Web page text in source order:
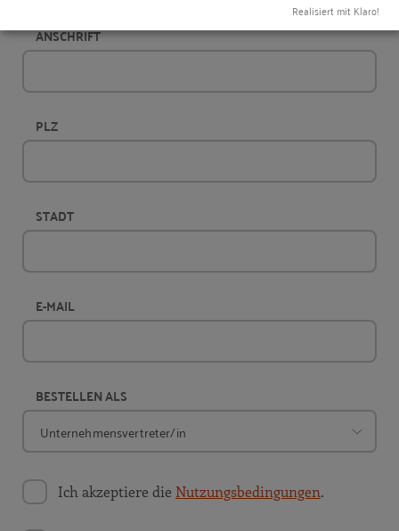
ANSCHRIFT
PLZ
STADT
E-MAIL
BESTELLEN ALS
Ich akzeptiere die Nutzungsbedingungen.
Realisiert mit Klaro!